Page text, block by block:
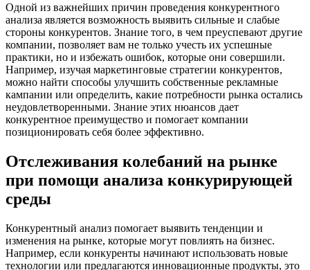
Одной из важнейших причин проведения конкурентного
анализа является возможность выявить сильные и слабые
стороны конкурентов. Знание того, в чем преуспевают другие
компании, позволяет вам не только учесть их успешные
практики, но и избежать ошибок, которые они совершили.
Например, изучая маркетинговые стратегии конкурентов,
можно найти способы улучшить собственные рекламные
кампании или определить, какие потребности рынка остались
неудовлетворенными. Знание этих нюансов дает
конкурентное преимущество и помогает компании
позиционировать себя более эффективно.
Отслеживания колебаний на рынке
при помощи анализа конкурирующей
среды
Конкурентный анализ помогает выявить тенденции и
изменения на рынке, которые могут повлиять на бизнес.
Например, если конкуренты начинают использовать новые
технологии или предлагаются инновационные продукты, это